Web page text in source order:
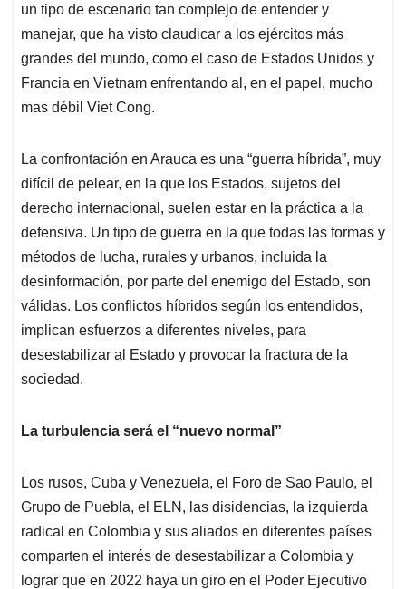
un tipo de escenario tan complejo de entender y
manejar, que ha visto claudicar a los ejércitos más
grandes del mundo, como el caso de Estados Unidos y
Francia en Vietnam enfrentando al, en el papel, mucho
mas débil Viet Cong.
La confrontación en Arauca es una “guerra híbrida”, muy
difícil de pelear, en la que los Estados, sujetos del
derecho internacional, suelen estar en la práctica a la
defensiva. Un tipo de guerra en la que todas las formas y
métodos de lucha, rurales y urbanos, incluida la
desinformación, por parte del enemigo del Estado, son
válidas. Los conflictos híbridos según los entendidos,
implican esfuerzos a diferentes niveles, para
desestabilizar al Estado y provocar la fractura de la
sociedad.
La turbulencia será el “nuevo normal”
Los rusos, Cuba y Venezuela, el Foro de Sao Paulo, el
Grupo de Puebla, el ELN, las disidencias, la izquierda
radical en Colombia y sus aliados en diferentes países
comparten el interés de desestabilizar a Colombia y
lograr que en 2022 haya un giro en el Poder Ejecutivo